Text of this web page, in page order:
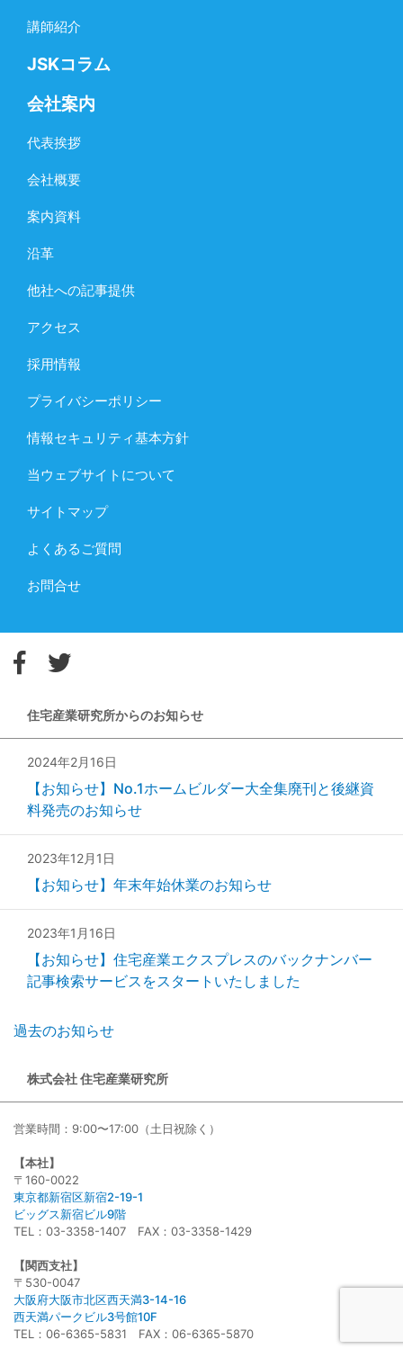
講師紹介
JSKコラム
会社案内
代表挨拶
会社概要
案内資料
沿革
他社への記事提供
アクセス
採用情報
プライバシーポリシー
情報セキュリティ基本方針
当ウェブサイトについて
サイトマップ
よくあるご質問
お問合せ
住宅産業研究所からのお知らせ
2024年2月16日
【お知らせ】No.1ホームビルダー大全集廃刊と後継資
料発売のお知らせ
2023年12月1日
【お知らせ】年末年始休業のお知らせ
2023年1月16日
【お知らせ】住宅産業エクスプレスのバックナンバー
記事検索サービスをスタートいたしました
過去のお知らせ
株式会社 住宅産業研究所
営業時間：9:00〜17:00（土日祝除く）
【本社】
〒160-0022
東京都新宿区新宿2-19-1
ビッグス新宿ビル9階
TEL：03-3358-1407 FAX：03-3358-1429
【関西支社】
〒530-0047
大阪府大阪市北区西天満3-14-16
西天満パークビル3号館10F
TEL：06-6365-5831 FAX：06-6365-5870